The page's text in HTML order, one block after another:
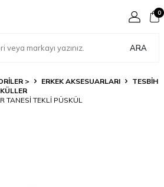
ARA
0
> ERKEK AKSESUARLARI
TESBİH
TANESI TEKLI PÜSKÜL